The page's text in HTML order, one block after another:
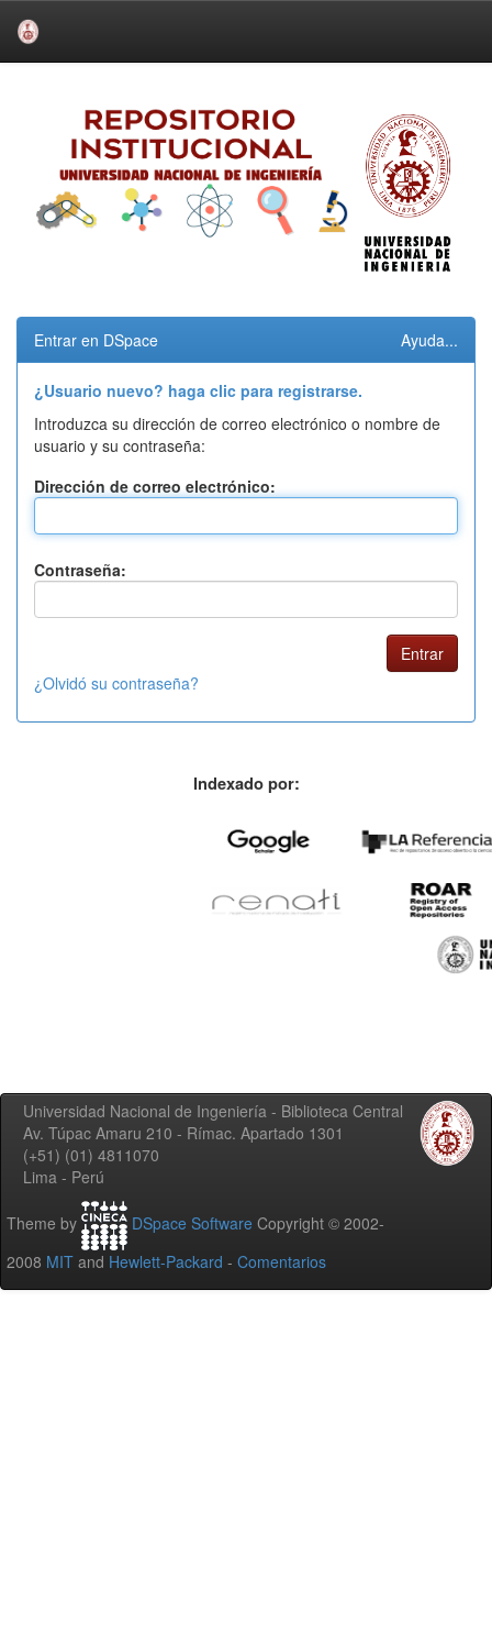
Entrar en DSpace Ayuda...
¿Usuario nuevo? haga clic para registrarse.
Introduzca su dirección de correo electrónico o nombre de
usuario y su contraseña:
Dirección de correo electrónico:
Contraseña:
¿Olvidó su contraseña?
Indexado por:
Universidad Nacional de Ingeniería - Biblioteca Central
Av. Túpac Amaru 210 - Rímac. Apartado 1301
(+51) (01) 4811070
Lima - Perú
Theme by DSpace Software Copyright © 2002-
2008 MIT and Hewlett-Packard - Comentarios